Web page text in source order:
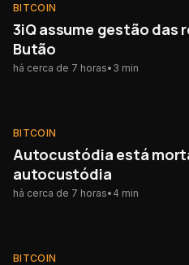
BITCOIN
BITCOIN
3iQ assume gestão das
Butão
há cerca de 7 horas• 3 min
BITCOIN
BITCOIN
Autocustódia está
autocustódia
há cerca de 7 horas• 4 min
BITCOIN
BITCOIN